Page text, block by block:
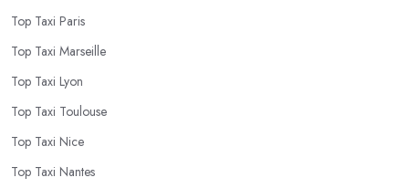
Top Taxi Paris
Top Taxi Marseille
Top Taxi Lyon
Top Taxi Toulouse
Top Taxi Nice
Top Taxi Nantes